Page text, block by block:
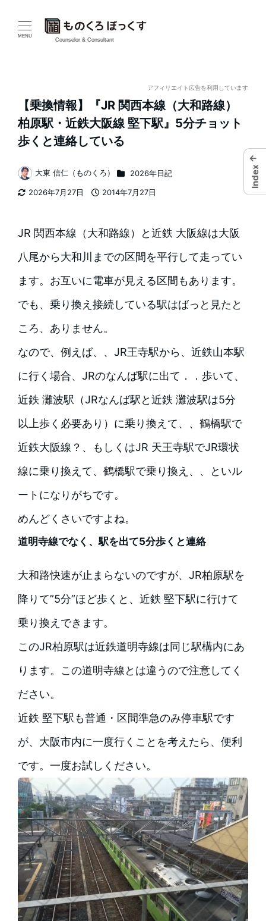
MENU
Counselor & Consultant
アフィリエイト広告を利用しています
【乗換情報】『JR 関西本線（大和路線）
柏原駅・近鉄大阪線 堅下駅』5分チョット
歩くと連絡している
2026年7月27日
2014年7月27日
著
者
大東 信仁（ものくろ） カテゴリー
2026年日記
JR 関西本線（大和路線）と近鉄 大阪線は大阪
八尾から大和川までの区間を平行して走ってい
ます。お互いに電車が見える区間もあります。
でも、乗り換え接続している駅はばっと見たと
ころ、ありません。
なので、例えば、、JR王寺駅から、近鉄山本駅
に行く場合、JRのなんば駅に出て．．歩いて、
近鉄 灘波駅（JRなんば駅と近鉄 灘波駅は5分
以上歩く必要あり）に乗り換えて、、鶴橋駅で
近鉄大阪線？、もしくはJR 天王寺駅でJR環状
線に乗り換えて、鶴橋駅で乗り換え、、といル
ートになりがちです。
めんどくさいですよね。
道明寺線でなく、駅を出て5分歩くと連絡
大和路快速が止まらないのですが、JR柏原駅を
降りて”5分”ほど歩くと、近鉄 堅下駅に行けて
乗り換えできます。
このJR柏原駅は近鉄道明寺線は同じ駅構内にあ
ります。この道明寺線とは違うので注意してく
ださい。
近鉄 堅下駅も普通・区間準急のみ停車駅です
が、大阪市内に一度行くことを考えたら、便利
です。一度お試しください。
←
Index